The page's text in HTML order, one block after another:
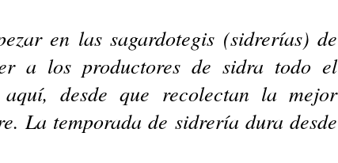
en las sagardotegis (sidrerías) de
a los productores de sidra todo el
desde que recolectan la mejor
La temporada de sidrería dura desde